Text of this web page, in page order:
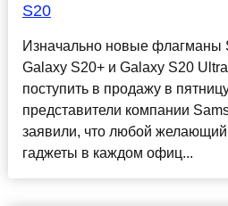
S20
Изначально новые флагманы
Galaxy S20+ и Galaxy S20
поступить в продажу в
представители компании
заявили, что любой
гаджеты в каждом офиц...